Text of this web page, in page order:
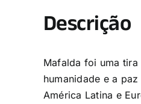
Descrição
Mafalda foi uma tira
humanidade e a
América Latina e